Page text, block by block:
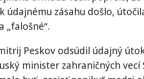
údajnému zásahu došlo,
„falošné“.
Peskov odsúdil údajný
minister zahraničných vecí